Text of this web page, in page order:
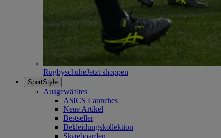
RugbyschuheJetzt shoppen
SportStyle
Ausgewähltes
ASICS Launches
Neue Artikel
Bestseller
Bekleidungskollektion
Skateboarden